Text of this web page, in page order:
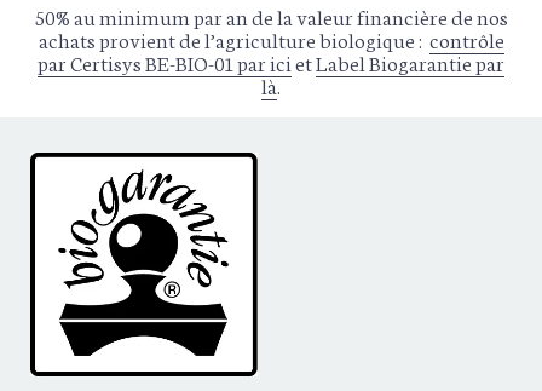
50% au minimum par an de la valeur financière de nos
achats provient de l’agriculture biologique : contrôle
par Certisys BE-BIO-01 par ici etLabel Biogarantie par
là.